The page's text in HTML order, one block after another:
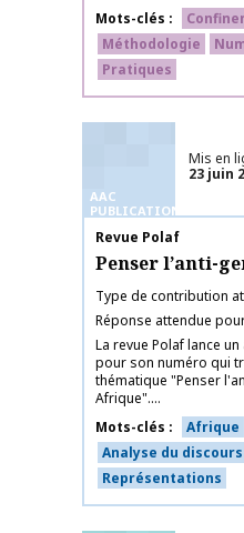
Mots-clés
Méthodologie
Pratiques
AAC
PUBLICATIONS
Mis en
23 juin
Nom de la publication
Revue Polaf
Penser l’anti-
Type de contribution
Réponse attendue
La revue Polaf lance
pour son numéro qui
thématique "Penser
Afrique"....
Mots-clés
Afrique
Analyse du discours
Représentations